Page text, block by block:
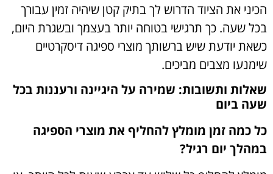
הכיני את הציוד הדרוש לך בתיק קטן שיהיה זמין עבורך
בכל שעה. כך תרגישי בטוחה יותר בעצמך ובשגרת היום,
כשאת יודעת שיש ברשותך מוצרי ספיגה דיסקרטיים
שימנעו מצבים מביכים.
שאלות ותשובות: שמירה על היגיינה ורעננות בכל
שעה ביום
כל כמה זמן מומלץ להחליף את מוצרי הספיגה
במהלך יום רגיל?